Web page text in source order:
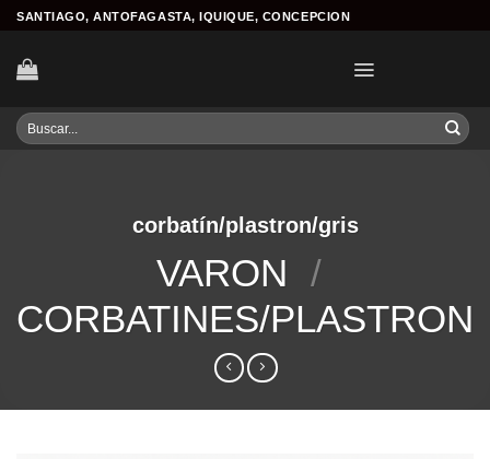
Skip
content
SANTIAGO, ANTOFAGASTA, IQUIQUE, CONCEPCION
Buscar
por:
corbatín/plastron/gris
VARON /
CORBATINES/PLASTRON